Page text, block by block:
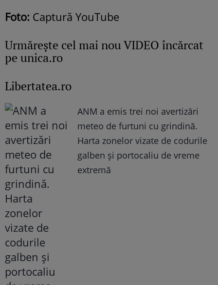
Foto: Captură YouTube
Urmăreşte cel mai nou VIDEO încărcat
pe unica.ro
Libertatea.ro
ANM a emis trei noi avertizări
meteo de furtuni cu grindină.
Harta zonelor vizate de codurile
galben și portocaliu de vreme
extremă